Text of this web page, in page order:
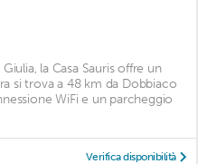
la Casa Sauris offre un
si trova a 48 km da Dobbiaco
WiFi e un parcheggio
Verifica disponibilità